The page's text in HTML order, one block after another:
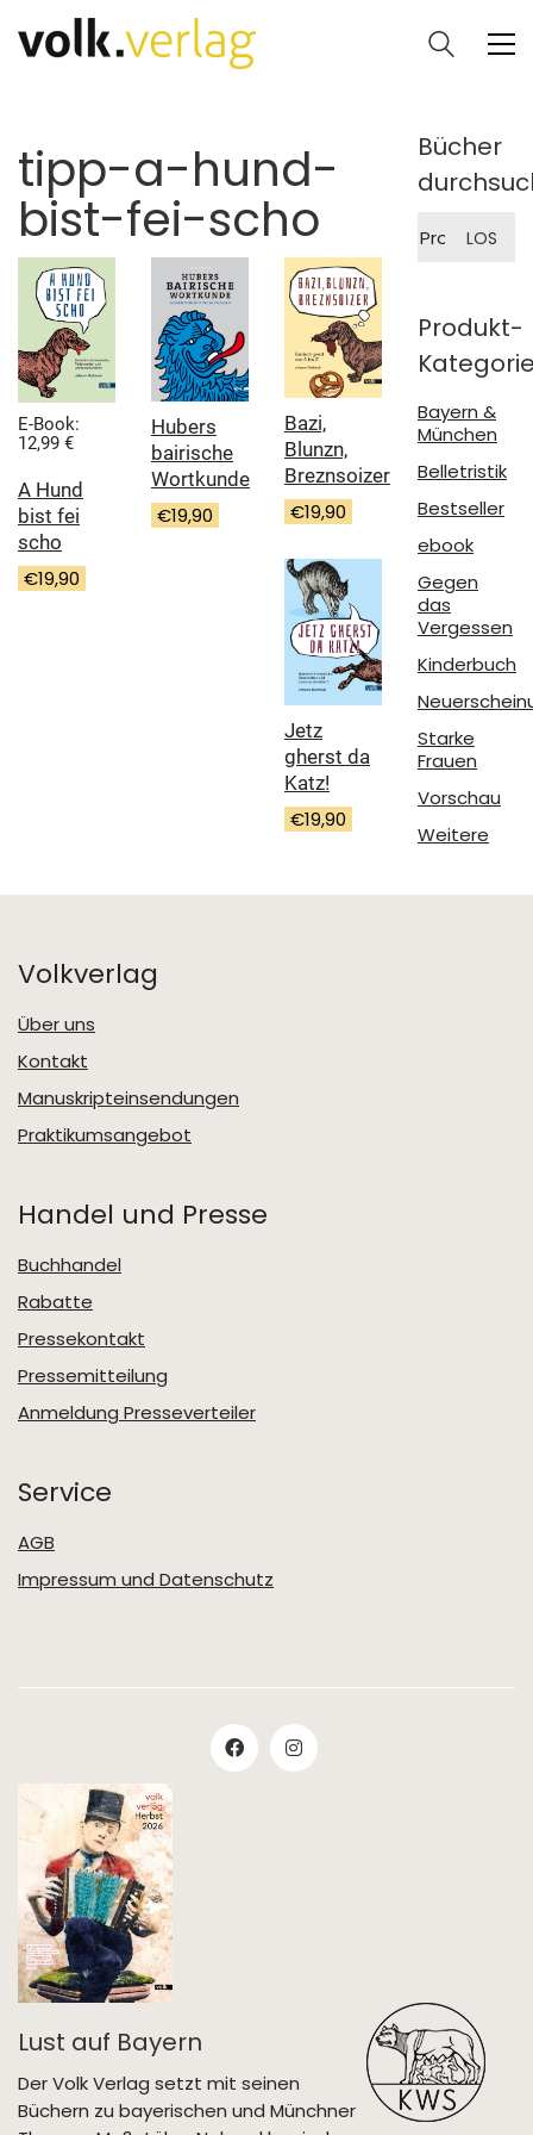
tipp-a-hund-
bist-fei-scho
E-Book:
12,99 €
A Hund
bist fei
scho
€19,90
Hubers
bairische
Wortkunde
€19,90
Bazi,
Blunzn,
Breznsoizer
€19,90
Jetz
gherst da
Katz!
€19,90
Bücher
nach:
LOS
Produkt-
Bayern &
München
Belletristik
Bestseller
ebook
Gegen
das
Vergessen
Kinderbuch
Starke
Frauen
Vorschau
Weitere
Volkverlag
Über uns
Kontakt
Manuskripteinsendungen
Praktikumsangebot
Handel und Presse
Buchhandel
Rabatte
Pressekontakt
Pressemitteilung
Anmeldung Presseverteiler
Service
AGB
Impressum und Datenschutz
Lust auf Bayern
Der Volk Verlag setzt mit seinen
Büchern zu bayerischen und Münchner